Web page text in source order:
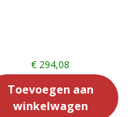
€294,08
Toevoegen aan
winkelwagen